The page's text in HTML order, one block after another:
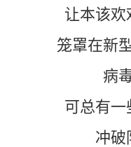
让本该欢
笼罩在新
病
可总有一
冲破